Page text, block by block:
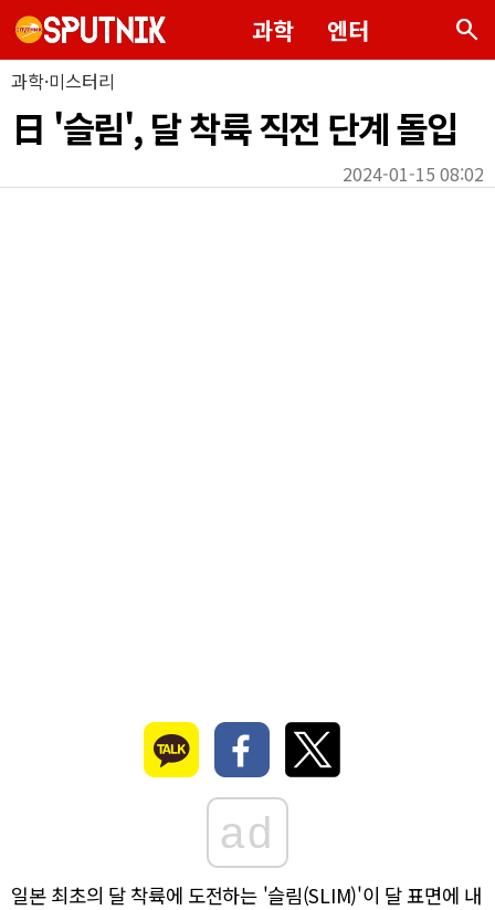
과학 엔터 search
과학·미스터리
日 '슬림', 달 착륙 직전 단계 돌입
2024-01-15 08:02
ad
일본 최초의 달 착륙에 도전하는 '슬림(SLIM)'이 달 표면에 내